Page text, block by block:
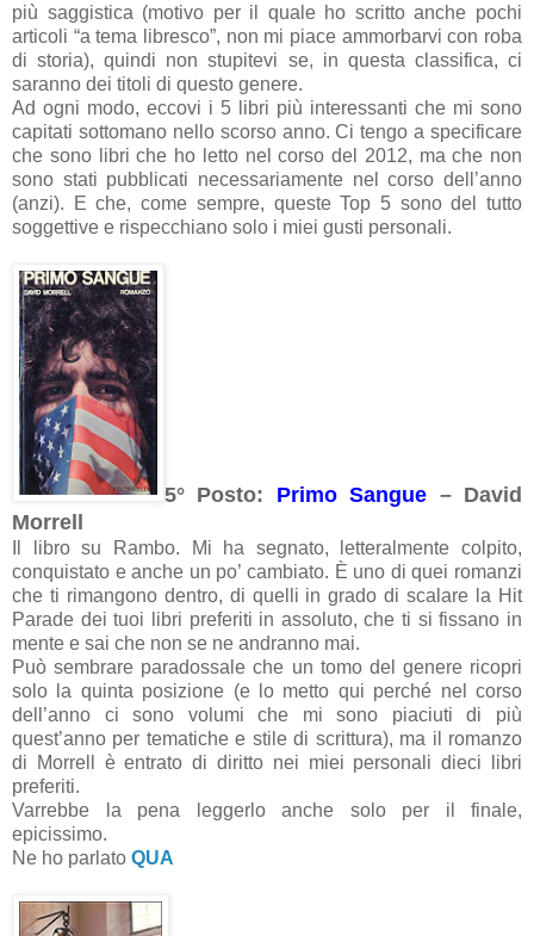
più saggistica (motivo per il quale ho scritto anche pochi
articoli “a tema libresco”, non mi piace ammorbarvi con roba
di storia), quindi non stupitevi se, in questa classifica, ci
saranno dei titoli di questo genere.
Ad ogni modo, eccovi i 5 libri più interessanti che mi sono
capitati sottomano nello scorso anno. Ci tengo a specificare
che sono libri che ho letto nel corso del 2012, ma che non
sono stati pubblicati necessariamente nel corso dell’anno
(anzi). E che, come sempre, queste Top 5 sono del tutto
soggettive e rispecchiano solo i miei gusti personali.
5° Posto: Primo Sangue – David
Morrell
Il libro su Rambo. Mi ha segnato, letteralmente colpito,
conquistato e anche un po’ cambiato. È uno di quei romanzi
che ti rimangono dentro, di quelli in grado di scalare la Hit
Parade dei tuoi libri preferiti in assoluto, che ti si fissano in
mente e sai che non se ne andranno mai.
Può sembrare paradossale che un tomo del genere ricopri
solo la quinta posizione (e lo metto qui perché nel corso
dell’anno ci sono volumi che mi sono piaciuti di più
quest’anno per tematiche e stile di scrittura), ma il romanzo
di Morrell è entrato di diritto nei miei personali dieci libri
preferiti.
Varrebbe la pena leggerlo anche solo per il finale,
epicissimo.
Ne ho parlato QUA